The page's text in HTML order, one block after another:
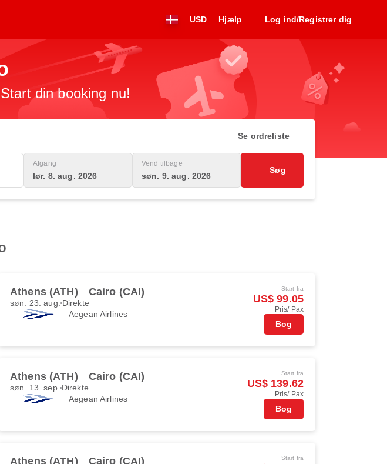
USD Hjælp Log ind/Registrer dig
din booking nu!
Se ordreliste
Afgang
lør. 8. aug. 2026
Vend tilbage
søn. 9. aug. 2026
Søg
Athens (ATH) Cairo (CAI)
søn. 23. aug. Direkte
Aegean Airlines
Start fra
US$ 99.05
Pris/ Pax
Bog
Athens (ATH) Cairo (CAI)
søn. 13. sep. Direkte
Aegean Airlines
Start fra
US$ 139.62
Pris/ Pax
Bog
Athens (ATH) Cairo (CAI) Start fra